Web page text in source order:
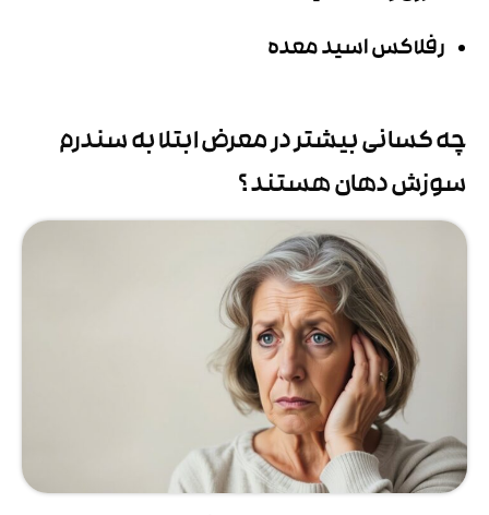
رفلاکس اسید معده
چه کسانی بیشتر در معرض ابتلا به سندرم
سوزش دهان هستند ؟